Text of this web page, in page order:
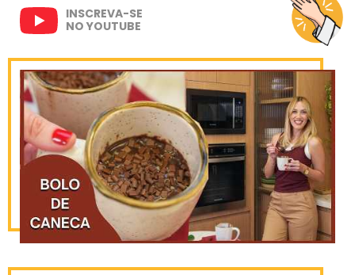
INSCREVA-SE
NO YOUTUBE